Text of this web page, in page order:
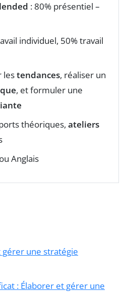
: 80% présentiel –
individuel, 50% travail
lestendances, réaliser un
, et formuler une
théoriques, ateliers
Anglais
une stratégie
: Élaborer et gérer une